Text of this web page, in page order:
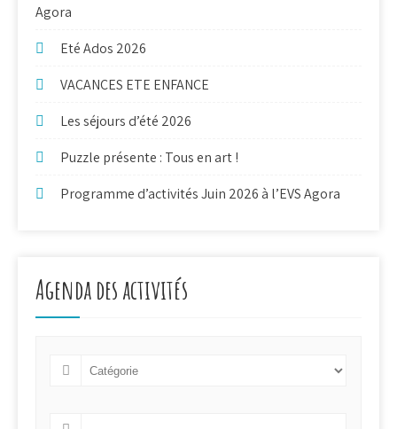
Agora
Eté Ados 2026
VACANCES ETE ENFANCE
Les séjours d’été 2026
Puzzle présente : Tous en art !
Programme d’activités Juin 2026 à l’EVS Agora
Agenda des activités